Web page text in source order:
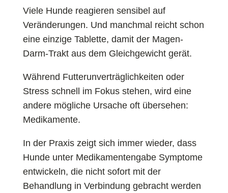
Viele Hunde reagieren sensibel auf
Veränderungen. Und manchmal reicht schon
eine einzige Tablette, damit der Magen-
Darm-Trakt aus dem Gleichgewicht gerät.
Während Futterunverträglichkeiten oder
Stress schnell im Fokus stehen, wird eine
andere mögliche Ursache oft übersehen:
Medikamente.
In der Praxis zeigt sich immer wieder, dass
Hunde unter Medikamentengabe Symptome
entwickeln, die nicht sofort mit der
Behandlung in Verbindung gebracht werden